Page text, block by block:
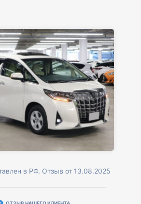
в РФ. Отзыв от 13.08.2025
ОТЗЫВ НАШЕГО КЛИЕНТА